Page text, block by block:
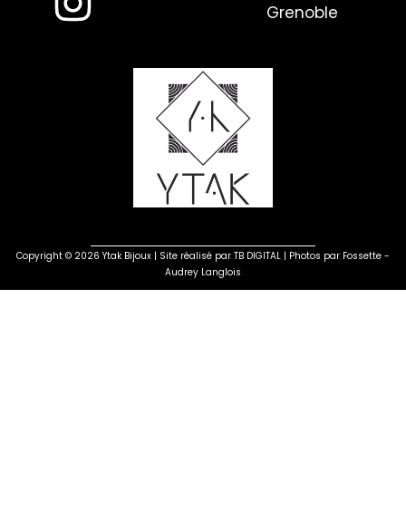
Grenoble
Copyright © 2026 Ytak Bijoux | Site réalisé par TB DIGITAL | Photos par Fossette -
Audrey Langlois